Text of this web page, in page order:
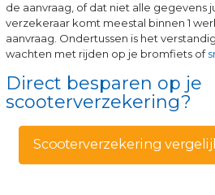
de aanvraag, of dat niet alle gegevens
verzekeraar komt meestal binnen 1
aanvraag. Ondertussen is het
wachten met rijden op je bromfiets of
Direct besparen op je
scooterverzekering?
Scooterverzekering